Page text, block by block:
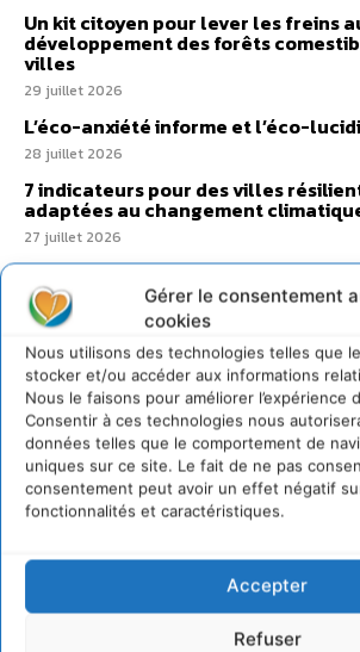
Gérer le consentement
cookies
Nous utilisons des technologies telles que
stocker et/ou accéder aux informations
Nous le faisons pour améliorer l’expérience
Consentir à ces technologies nous
données telles que le comportement de
uniques sur ce site. Le fait de ne pas
consentement peut avoir un effet négatif
fonctionnalités et caractéristiques.
Accepter
Refuser
Un kit citoyen pour lever les freins
développement des forêts
villes
29 juillet 2026
L’éco-anxiété informe et l’éco-
28 juillet 2026
7 indicateurs pour des villes
adaptées au changement
27 juillet 2026